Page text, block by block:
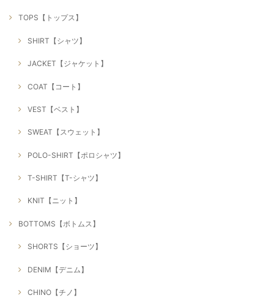
TOPS【トップス】
SHIRT【シャツ】
JACKET【ジャケット】
COAT【コート】
VEST【ベスト】
SWEAT【スウェット】
POLO-SHIRT【ポロシャツ】
T-SHIRT【T-シャツ】
KNIT【ニット】
BOTTOMS【ボトムス】
SHORTS【ショーツ】
DENIM【デニム】
CHINO【チノ】